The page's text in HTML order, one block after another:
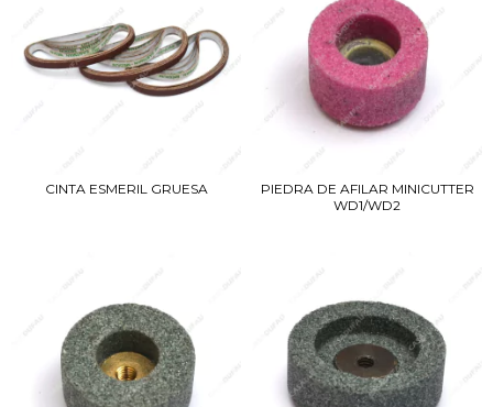
CINTA ESMERIL GRUESA
PIEDRA DE AFILAR MINICUTTER
WD1/WD2